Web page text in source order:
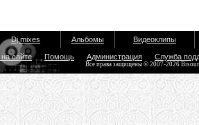
Dj mixes Альбомы Видеоклипы
сайте Помощь Администрация Служба
Все права защищены © 2007-2026